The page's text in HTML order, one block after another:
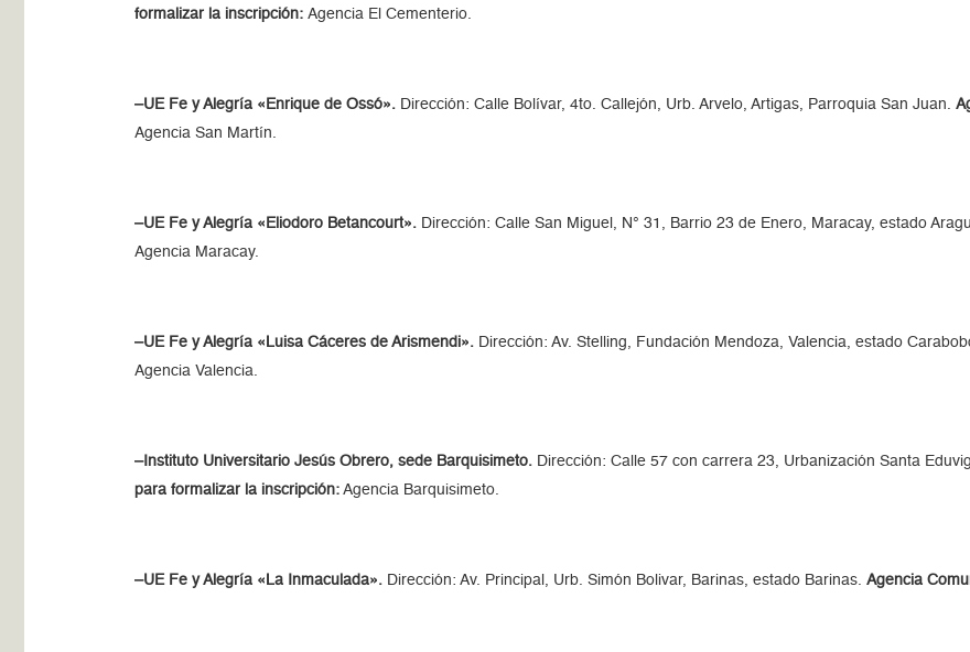
formalizar la inscripción:Agencia El Cementerio.
–UE Fe y Alegría «Enrique de Ossó». Dirección: Calle Bolívar, 4to. Callejón, Urb. Arvelo, Artigas, Parroquia San Juan.
Agencia San Martín.
–UE Fe y Alegría «Eliodoro Betancourt». Dirección: Calle San Miguel, N° 31, Barrio 23 de Enero, Maracay, estado
Agencia Maracay.
–UE Fe y Alegría «Luisa Cáceres de Arismendi». Dirección: Av. Stelling, Fundación Mendoza, Valencia, estado
Agencia Valencia.
–Instituto Universitario Jesús Obrero, sede Barquisimeto. Dirección: Calle 57 con carrera 23, Urbanización Santa
para formalizar la inscripción: Agencia Barquisimeto.
–UE Fe y Alegría «La Inmaculada». Dirección: Av. Principal, Urb. Simón Bolivar, Barinas, estado Barinas.Agencia